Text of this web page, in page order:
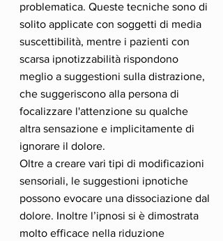
problematica. Queste tecniche sono di
solito applicate con soggetti di media
suscettibilità, mentre i pazienti con
scarsa ipnotizzabilità rispondono
meglio a suggestioni sulla distrazione,
che suggeriscono alla persona di
focalizzare l'attenzione su qualche
altra sensazione e implicitamente di
ignorare il dolore.
Oltre a creare vari tipi di modificazioni
sensoriali, le suggestioni ipnotiche
possono evocare una dissociazione dal
dolore. Inoltre l’ipnosi si è dimostrata
molto efficace nella riduzione